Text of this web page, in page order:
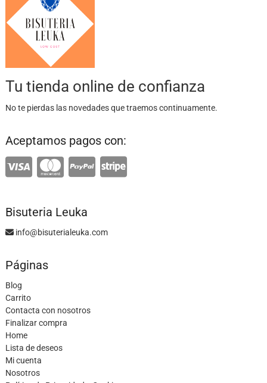
Tu tienda online de confianza
No te pierdas las novedades que traemos continuamente.
Aceptamos pagos con:
Bisuteria Leuka
info@bisuterialeuka.com
Páginas
Blog
Carrito
Contacta con nosotros
Finalizar compra
Home
Lista de deseos
Mi cuenta
Nosotros